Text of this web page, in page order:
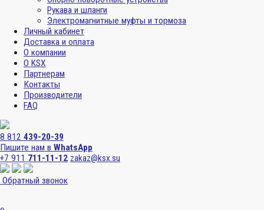
Рукава и шланги
Электромагнитные муфты и тормоза
Личный кабинет
Доставка и оплата
О компании
О KSX
Партнерам
Контакты
Производители
FAQ
8 812 439-20-39
Пишите нам в WhatsApp
+7 911 711-11-12 zakaz@ksx.su
Обратный звонок